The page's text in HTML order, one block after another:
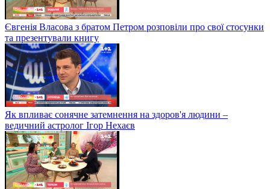
Євгенія Власова з братом Петром розповіли про свої стосунки
та презентували книгу
Як впливає сонячне затемнення на здоров'я людини –
ведичний астролог Ігор Нехаєв